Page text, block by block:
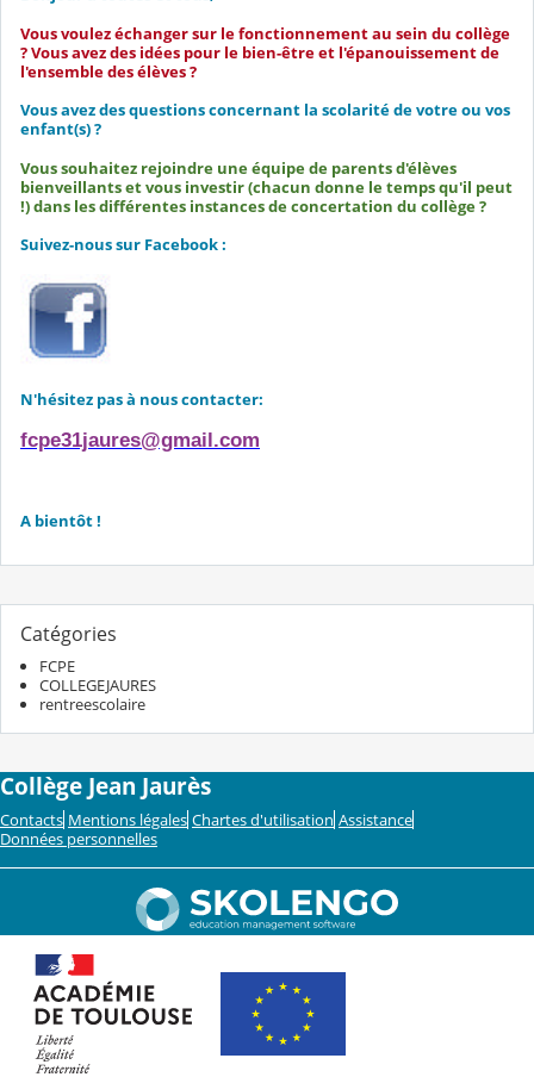
Vous voulez échanger sur le fonctionnement au sein du collège
?Vous avez des idées pour le bien-être et l'épanouissement de
l'ensemble des élèves ?
Vous avez des questions concernant la scolarité de votre ou vos
enfant(s) ?
Vous souhaitez rejoindre une équipe de parents d'élèves
bienveillants et vous investir (chacun donne le temps qu'il peut
!) dans les différentes instances de concertation du collège ?
Suivez-nous sur Facebook :
N'hésitez pas à nous contacter:
fcpe31jaures@gmail.com
A bientôt !
Catégories
FCPE
COLLEGEJAURES
rentreescolaire
Collège Jean Jaurès
Contacts Mentions légales Chartes d'utilisation Assistance
Données personnelles